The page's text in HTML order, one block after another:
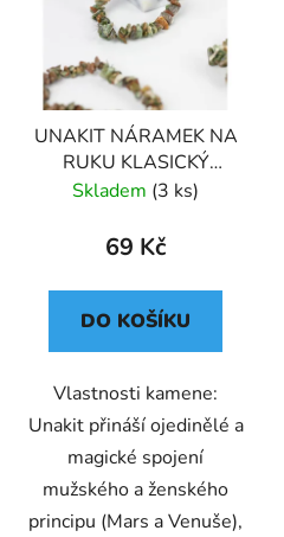
UNAKIT NÁRAMEK NA
RUKU KLASICKÝ
(UNISEX)
Skladem (3 ks)
69 Kč
DO KOŠÍKU
Vlastnosti kamene:
Unakit přináší ojedinělé a
magické spojení
mužského a ženského
principu (Mars a Venuše),